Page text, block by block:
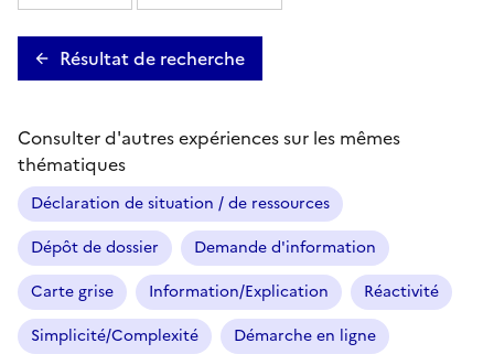
Résultat de recherche
Consulter d'autres expériences sur les mêmes
thématiques
Déclaration de situation / de ressources
Dépôt de dossier
Demande d'information
Carte grise
Information/Explication
Réactivité
Simplicité/Complexité
Démarche en ligne